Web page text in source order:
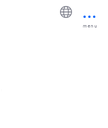
menu